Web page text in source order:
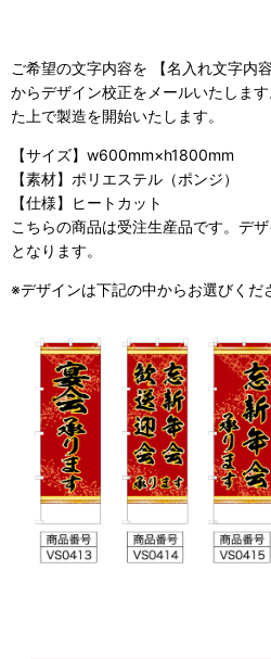
ご希望の文字内容を 【名入れ文字内
からデザイン校正をメールいたしま
た上で製造を開始いたします。
【サイズ】w600mm×h1800mm
【素材】ポリエステル（ポンジ）
【仕様】ヒートカット
こちらの商品は受注生産品です。デ
となります。
※デザインは下記の中からお選びくだ